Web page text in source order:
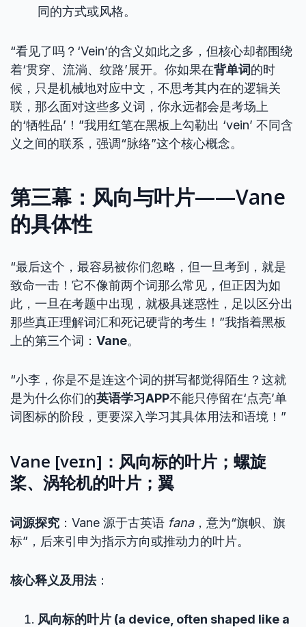
同的方式或风格。
“看见了吗？‘Vein’的含义如此之多，但核心却都围绕
着‘贯穿、流淌、纹路’展开。你如果在背单词的时
候，只是机械地对应中文，不思考其内在的逻辑关
联，那么面对这些多义词，你永远都会是考场上
的‘牺牲品’！”我用红笔在黑板上勾勒出 ‘vein’ 不同含
义之间的联系，强调“脉络”这个核心概念。
第三幕：风向与叶片——Vane
的具体性
“最后这个，最容易被你们忽略，但一旦考到，就是
致命一击！它不像前两个词那么常见，但正因为如
此，一旦在考题中出现，就极具迷惑性，足以区分出
那些真正理解词汇和死记硬背的考生！”我指着黑板
上的第三个词： Vane。
“小李，你是不是连这个词的拼写都觉得陌生？这就
是为什么你们的英语学习APP不能只停留在‘点亮’单
词图标的阶段，更要深入学习其具体用法和语境！”
Vane [veɪn]：风向标的叶片；螺旋
桨、涡轮机的叶片；翼
词源探究 ：Vane 源于古英语 fana，意为“旗帜、旗
标”，后来引申为指示方向或推动力的叶片。
核心释义及用法：
风向标的叶片 (a device, often shaped like a